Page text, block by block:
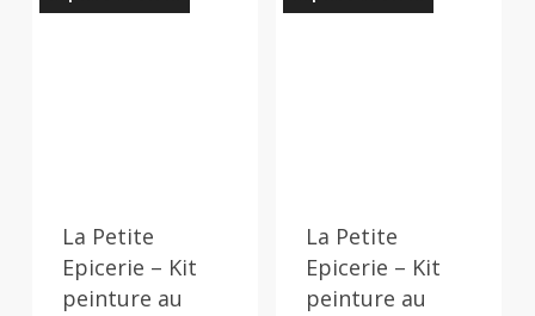
La Petite
Epicerie – Kit
peinture au
La Petite
Epicerie – Kit
peinture au